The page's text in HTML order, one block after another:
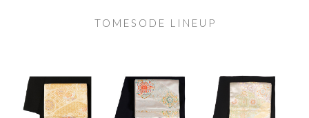
TOMESODE LINEUP